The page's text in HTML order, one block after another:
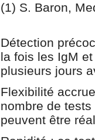
(1) S. Baron,
Détection
la fois les IgM
plusieurs jours
Flexibilité
nombre de
peuvent être